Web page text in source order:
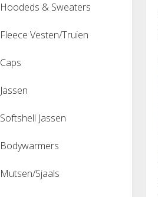
Hoodeds & Sweaters
Fleece Vesten/Truien
Caps
Jassen
Softshell Jassen
Bodywarmers
Mutsen/Sjaals